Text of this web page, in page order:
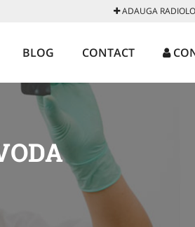
ADAUGA
BLOG CONTACT